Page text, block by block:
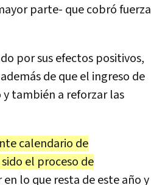
parte- que cobró fuerza
por sus efectos positivos,
de que el ingreso de
también a reforzar las
calendario de
el proceso de
lo que resta de este año y